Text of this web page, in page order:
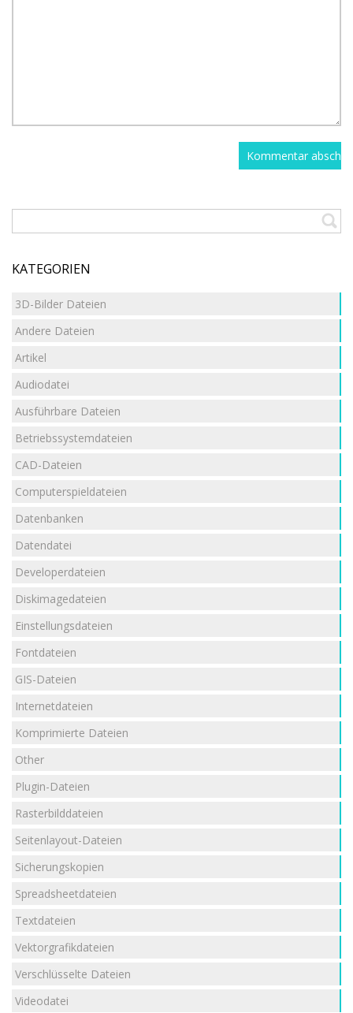
KATEGORIEN
3D-Bilder Dateien
Andere Dateien
Artikel
Audiodatei
Ausführbare Dateien
Betriebssystemdateien
CAD-Dateien
Computerspieldateien
Datenbanken
Datendatei
Developerdateien
Diskimagedateien
Einstellungsdateien
Fontdateien
GIS-Dateien
Internetdateien
Komprimierte Dateien
Other
Plugin-Dateien
Rasterbilddateien
Seitenlayout-Dateien
Sicherungskopien
Spreadsheetdateien
Textdateien
Vektorgrafikdateien
Verschlüsselte Dateien
Videodatei